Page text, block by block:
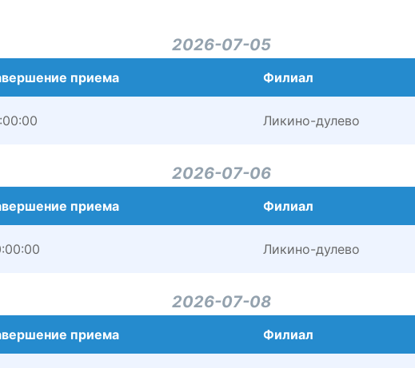
2026-07-05
приема Филиал
Ликино-дулево
2026-07-06
приема Филиал
Ликино-дулево
2026-07-08
приема Филиал